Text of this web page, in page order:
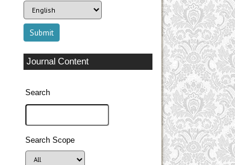
Journal Content
Search
Search Scope